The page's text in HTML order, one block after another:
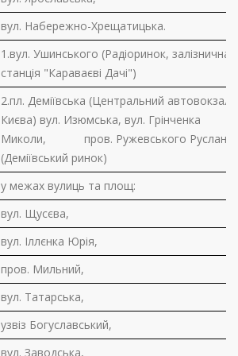
вул. Набережно-Хрещатицька.
1.вул. Ушинського (Радіоринок, залізнична
станція "Караваєві Дачі")
2.пл. Деміївська (Центральний автовокзал
Києва) вул. Изюмська, вул. Грінченка
Миколи, пров. Ружевського Руслана
(Деміївський ринок)
у межах вулиць та площ:
вул. Щусєва,
вул. Іллєнка Юрія,
пров. Мильний,
вул. Татарська,
узвіз Богуславський,
вул. Заводська,